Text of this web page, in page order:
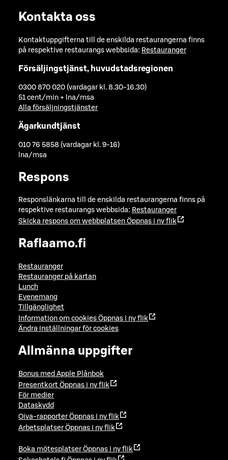
Kontakta oss
Kontaktuppgifterna till de enskilda restaurangerna finns
på respektive restaurangs webbsida: Restauranger
Försäljingstjänst, huvudstadsregionen
0300 870 020 (vardagar kl. 8.30-16.30)
51 cent/min + lna/msa
Alla försäljningstjänster
Ägarkundtjänst
010 76 5858 (vardagar kl. 9-16)
lna/msa
Respons
Responslänkarna till de enskilda restaurangerna finns på
respektive restaurangs webbsida: Restauranger
Skicka respons om webbplatsen Öppnas i ny flik
Raflaamo.fi
Restauranger
Restauranger på kartan
Lunch
Evenemang
Tillgänglighet
Information om cookies Öppnas i ny flik
Ändra inställningar för cookies
Allmänna uppgifter
Bonus med Apple Plånbok
Presentkort Öppnas i ny flik
För medier
Dataskydd
Oiva-rapporter Öppnas i ny flik
Arbetsplatser Öppnas i ny flik
Boka mötesplatser Öppnas i ny flik